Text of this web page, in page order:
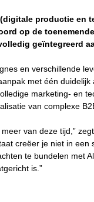
(digitale productie en
op de
geïntegreerd
en verschillende
met één duidelijk
marketing- en
van complexe
meer van deze tijd,” zegt
creëer je niet in een
te bundelen met
is.”